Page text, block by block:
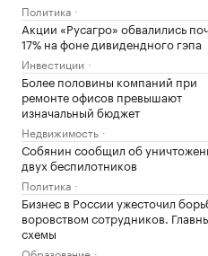
Политика
Акции «Русагро» обвалились
17% на фоне дивидендного гэпа
Инвестиции
Более половины компаний при
ремонте офисов превышают
изначальный бюджет
Недвижимость
Собянин сообщил об
двух беспилотников
Политика
Бизнес в России ужесточил
воровством сотрудников.
схемы